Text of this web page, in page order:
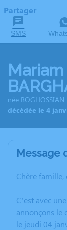
Partager
SMS
Mariam
née BOGHOSSIAN
décédée le 4
Message
Chère famille,
C’est avec
annonçons le
le jeudi 04